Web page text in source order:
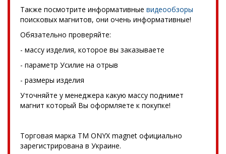
Также посмотрите информативные видеообзоры
поисковых магнитов, они очень информативные!
Обязательно проверяйте:
- массу изделия, которое вы заказываете
- параметр Усилие на отрыв
- размеры изделия
Уточняйте у менеджера какую массу поднимет
магнит который Вы оформляете к покупке!
Торговая марка TM ONYX magnet официально
зарегистрирована в Украине.